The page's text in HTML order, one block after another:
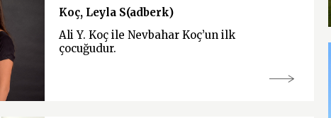
Koç, Leyla S(adberk)
Ali Y. Koç ile Nevbahar Koç’un ilk
çocuğudur.